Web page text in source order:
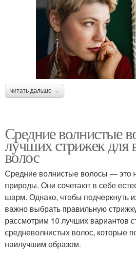
читать дальше →
Средние волнистые
лучших стрижек для
волос
Средние волнистые волосы — это
природы. Они сочетают в себе
шарм. Однако, чтобы подчеркнуть
важно выбрать правильную
рассмотрим 10 лучших вариантов
средневолнистых волос, которые
наилучшим образом.